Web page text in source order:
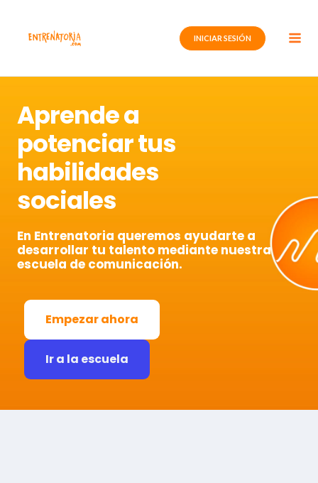
contenido
INICIAR SESIÓN
Aprende a
potenciar tus
habilidades
sociales
En Entrenatoria queremos ayudarte a
desarrollar tu talento mediante nuestra
escuela de comunicación.
Empezar ahora
Ir a la escuela